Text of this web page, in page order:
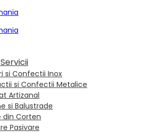
si Confectii Inox
si Confectii Metalice
Artizanal
si Balustrade
din Corten
Pasivare